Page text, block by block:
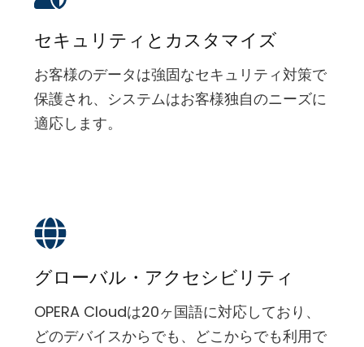
セキュリティとカスタマイズ
お客様のデータは強固なセキュリティ対策で
保護され、システムはお客様独自のニーズに
適応します。
グローバル・アクセシビリティ
OPERA Cloudは20ヶ国語に対応しており、
どのデバイスからでも、どこからでも利用で